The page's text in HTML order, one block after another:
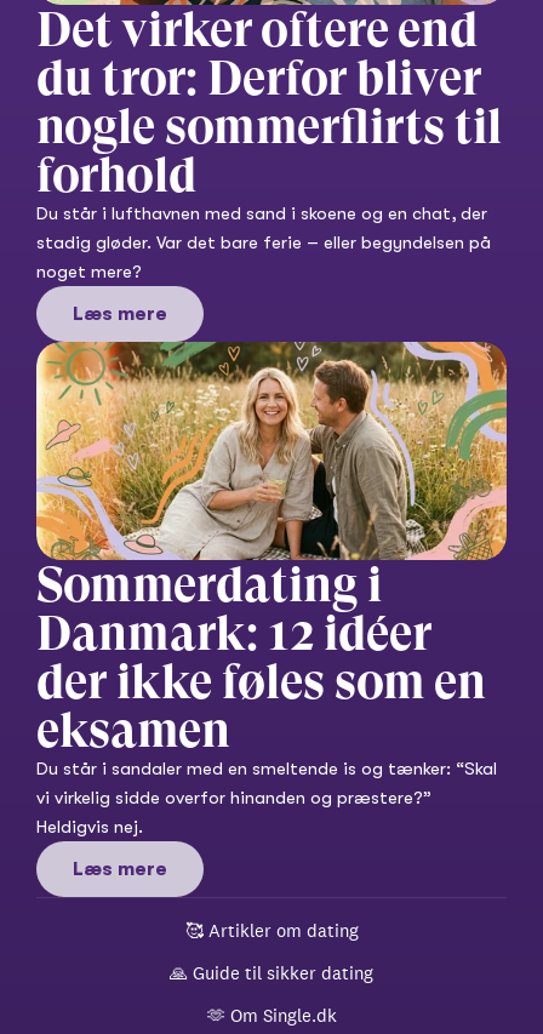
Det virker oftere end
du tror: Derfor bliver
nogle sommerflirts til
forhold
Du står i lufthavnen med sand i skoene og en chat, der
stadig gløder. Var det bare ferie – eller begyndelsen på
noget mere?
Læs mere
Sommerdating i
Danmark: 12 idéer
der ikke føles som en
eksamen
Du står i sandaler med en smeltende is og tænker: “Skal
vi virkelig sidde overfor hinanden og præstere?”
Heldigvis nej.
Læs mere
🥰 Artikler om dating
🙏 Guide til sikker dating
🫶 Om Single.dk